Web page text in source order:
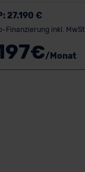
27.190 €
Finanzierung inkl. MwSt.
€/Monat